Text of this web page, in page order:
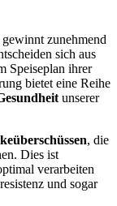
gewinnt zunehmend
sich aus
Speiseplan ihrer
bietet eine Reihe
unserer
, die
Dies ist
verarbeiten
und sogar